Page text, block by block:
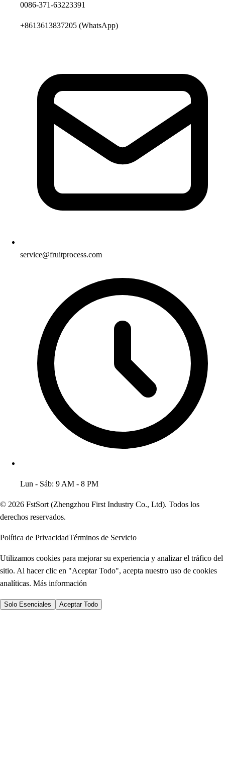
0086-371-63223391
+8613613837205 (WhatsApp)
service@fruitprocess.com
Lun - Sáb: 9 AM - 8 PM
© 2026 FstSort (Zhengzhou First Industry Co., Ltd). Todos los
derechos reservados.
Política de PrivacidadTérminos de Servicio
Utilizamos cookies para mejorar su experiencia y analizar el tráfico del
sitio. Al hacer clic en "Aceptar Todo", acepta nuestro uso de cookies
analíticas. Más información
Solo Esenciales Aceptar Todo